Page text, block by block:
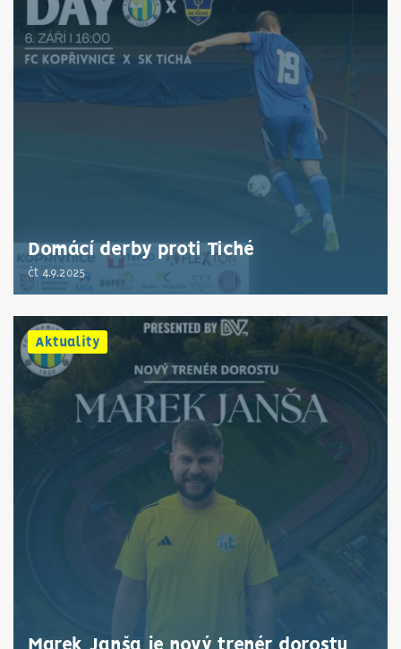
Domácí derby proti Tiché
čt 4.9.2025
Aktuality